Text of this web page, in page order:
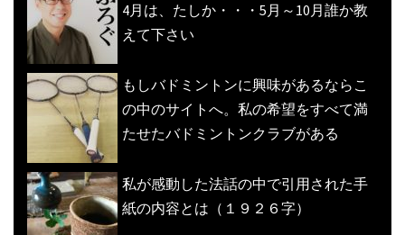
4月は、たしか・・・5月～10月誰か教
えて下さい
もしバドミントンに興味があるならこ
の中のサイトへ。私の希望をすべて満
たせたバドミントンクラブがある
私が感動した法話の中で引用された手
紙の内容とは（１９２６字）